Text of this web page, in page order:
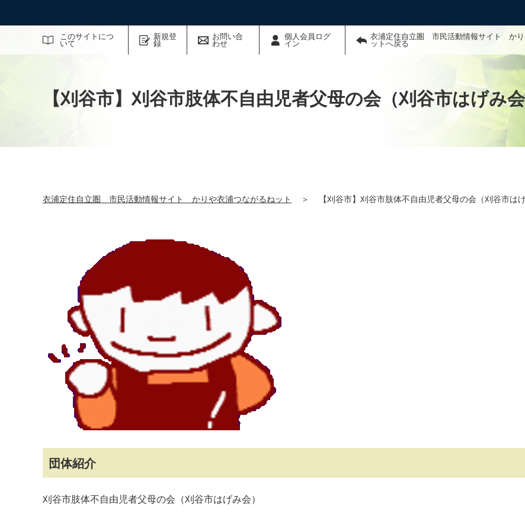
このサイトにつ
いて
新規登
録
お問い合
わせ
個人会員ログ
イン
衣浦定住自立圏 市民活動情報サイト かり
ットへ戻る
サイト内検索
【刈谷市】刈谷市肢体不自由児者父母の会（刈谷市はげみ会
衣浦定住自立圏 市民活動情報サイト かりや衣浦つながるねット ＞ 【刈谷市】刈谷市肢体不自由児者父母の会（刈谷市はげ
団体紹介
刈谷市肢体不自由児者父母の会（刈谷市はげみ会）